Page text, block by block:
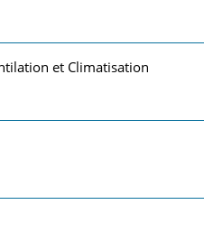
et Climatisation